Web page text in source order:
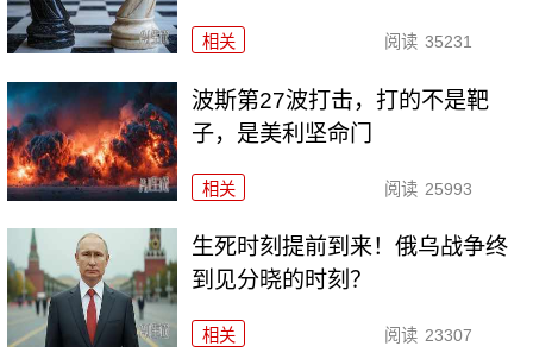
相关 阅读 35231
波斯第27波打击，打的不是靶
子，是美利坚命门
相关 阅读 25993
生死时刻提前到来！俄乌战争终
到见分晓的时刻？
相关 阅读 23307